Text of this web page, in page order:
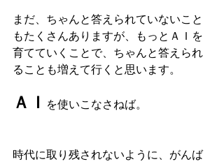
まだ、ちゃんと答えられていないこと
もたくさんありますが、もっとＡＩを
育てていくことで、ちゃんと答えられ
ることも増えて行くと思います。
ＡＩ を使いこなさねば。
時代に取り残されないように、がんば